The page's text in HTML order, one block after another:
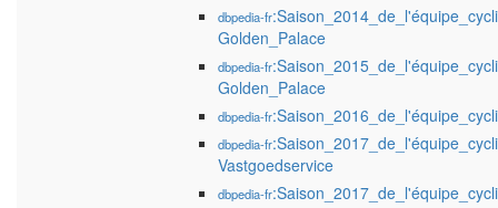
dbpedia-fr
Golden_Palace
dbpedia-fr
Golden_Palace
dbpedia-fr
dbpedia-fr
Vastgoedservice
dbpedia-fr